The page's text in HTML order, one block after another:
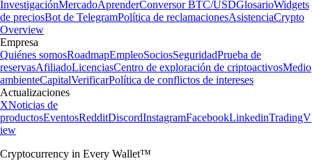
InvestigaciónMercadoAprenderConversor BTC/USDGlosarioWidgets
de preciosBot de TelegramPolítica de reclamacionesAsistenciaCrypto
Overview
Empresa
Quiénes somosRoadmapEmpleoSociosSeguridadPrueba de
reservasAfiliadoLicenciasCentro de exploración de criptoactivosMedio
ambienteCapitalVerificarPolítica de conflictos de intereses
Actualizaciones
XNoticias de
productosEventosRedditDiscordInstagramFacebookLinkedinTradingV
iew
Cryptocurrency in Every Wallet™